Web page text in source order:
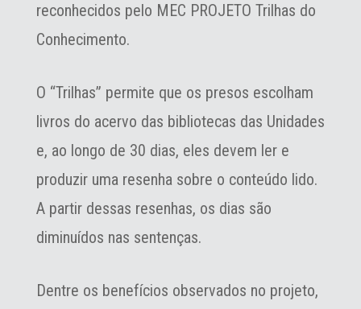
reconhecidos pelo MEC PROJETO Trilhas do
Conhecimento.
O “Trilhas” permite que os presos escolham
livros do acervo das bibliotecas das Unidades
e, ao longo de 30 dias, eles devem ler e
produzir uma resenha sobre o conteúdo lido.
A partir dessas resenhas, os dias são
diminuídos nas sentenças.
Dentre os benefícios observados no projeto,